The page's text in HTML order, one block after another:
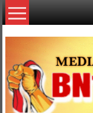
Lompat
ke